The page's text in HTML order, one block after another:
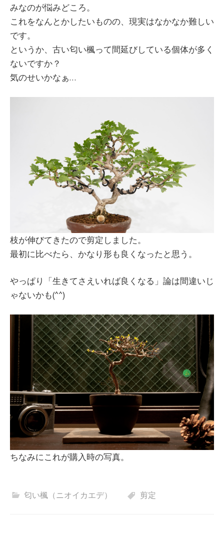
みなのが悩みどころ。
これをなんとかしたいものの、現実はなかなか難しい
です。
というか、古い匂い楓って間延びしている個体が多く
ないですか？
気のせいかなぁ…
枝が伸びてきたので剪定しました。
最初に比べたら、かなり形も良くなったと思う。
やっぱり「生きてさえいれば良くなる」論は間違いじ
ゃないかも(^^)
ちなみにこれが購入時の写真。
匂い楓（ニオイカエデ） 剪定